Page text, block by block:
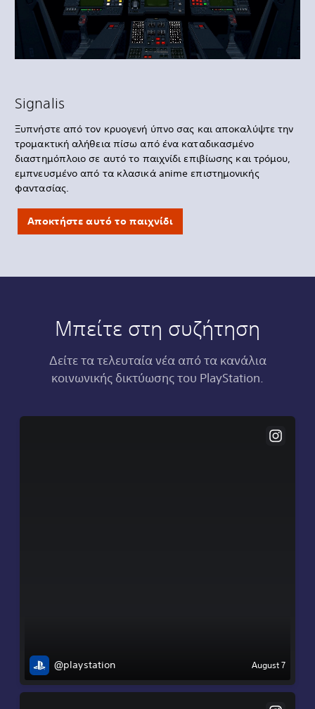
Signalis
Ξυπνήστε από τον κρυογενή ύπνο σας και αποκαλύψτε την
τρομακτική αλήθεια πίσω από ένα καταδικασμένο
διαστημόπλοιο σε αυτό το παιχνίδι επιβίωσης και τρόμου,
εμπνευσμένο από τα κλασικά anime επιστημονικής
φαντασίας.
Αποκτήστε αυτό το παιχνίδι
Μπείτε στη συζήτηση
Δείτε τα τελευταία νέα από τα κανάλια
κοινωνικής δικτύωσης του PlayStation.
@playstation August 7